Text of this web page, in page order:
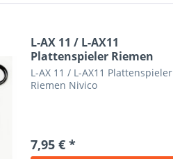
L-AX 11 / L-AX11
Plattenspieler Riemen
Nivico
L-AX 11 / L-AX11 Plattenspieler
Riemen Nivico
7,95 € *